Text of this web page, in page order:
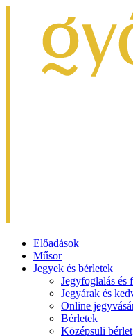
Előadások
Műsor
Jegyek és bérletek
Jegyfoglalás és
Jegyárak és
Online
Bérletek
Középsuli bérlet